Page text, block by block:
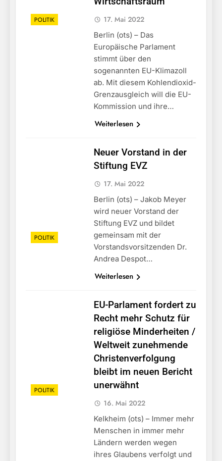
POLITIK 17. Mai 2022
Berlin (ots) – Das
Europäische Parlament
stimmt über den
sogenannten EU-Klimazoll
ab. Mit diesem Kohlendioxid-
Grenzausgleich will die EU-
Kommission und ihre…
Weiterlesen
POLITIK
Neuer Vorstand in der
Stiftung EVZ
17. Mai 2022
Berlin (ots) – Jakob Meyer
wird neuer Vorstand der
Stiftung EVZ und bildet
gemeinsam mit der
Vorstandsvorsitzenden Dr.
Andrea Despot…
Weiterlesen
POLITIK
EU-Parlament fordert zu
Recht mehr Schutz für
religiöse Minderheiten /
Weltweit zunehmende
Christenverfolgung
bleibt im neuen Bericht
unerwähnt
16. Mai 2022
Kelkheim (ots) – Immer mehr
Menschen in immer mehr
Ländern werden wegen
ihres Glaubens verfolgt und